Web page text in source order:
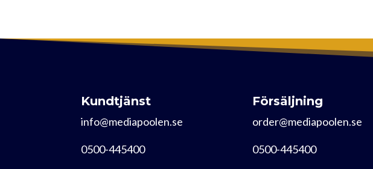
Kundtjänst
info@mediapoolen.se
0500-445400
Försäljning
order@mediapoolen.se
0500-445400